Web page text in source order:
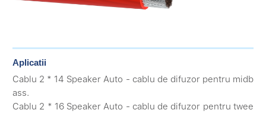
Aplicatii
Cablu 2 * 14 Speaker Auto - cablu de difuzor pentru midb
ass.
Cablu 2 * 16 Speaker Auto - cablu de difuzor pentru twee